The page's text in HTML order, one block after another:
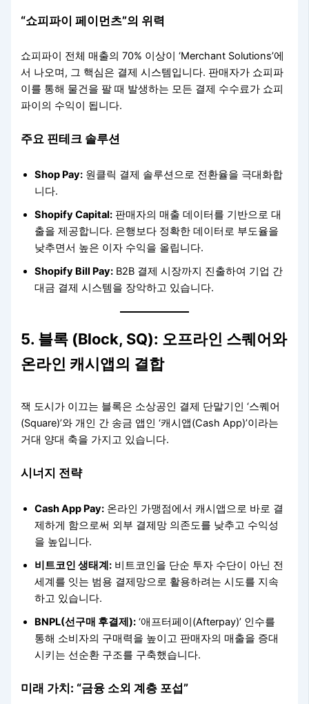
“쇼피파이 페이먼츠”의 위력
쇼피파이 전체 매출의 70% 이상이 ‘Merchant Solutions’에
서 나오며, 그 핵심은 결제 시스템입니다. 판매자가 쇼피파
이를 통해 물건을 팔 때 발생하는 모든 결제 수수료가 쇼피
파이의 수익이 됩니다.
주요 핀테크 솔루션
Shop Pay: 원클릭 결제 솔루션으로 전환율을 극대화합
니다.
Shopify Capital: 판매자의 매출 데이터를 기반으로 대
출을 제공합니다. 은행보다 정확한 데이터로 부도율을
낮추면서 높은 이자 수익을 올립니다.
Shopify Bill Pay: B2B 결제 시장까지 진출하여 기업 간
대금 결제 시스템을 장악하고 있습니다.
5. 블록 (Block, SQ): 오프라인 스퀘어와
온라인 캐시앱의 결합
잭 도시가 이끄는 블록은 소상공인 결제 단말기인 ‘스퀘어
(Square)’와 개인 간 송금 앱인 ‘캐시앱(Cash App)’이라는
거대 양대 축을 가지고 있습니다.
시너지 전략
Cash App Pay: 온라인 가맹점에서 캐시앱으로 바로 결
제하게 함으로써 외부 결제망 의존도를 낮추고 수익성
을 높입니다.
비트코인 생태계: 비트코인을 단순 투자 수단이 아닌 전
세계를 잇는 범용 결제망으로 활용하려는 시도를 지속
하고 있습니다.
BNPL(선구매 후결제): ‘애프터페이(Afterpay)’ 인수를
통해 소비자의 구매력을 높이고 판매자의 매출을 증대
시키는 선순환 구조를 구축했습니다.
미래 가치: “금융 소외 계층 포섭”